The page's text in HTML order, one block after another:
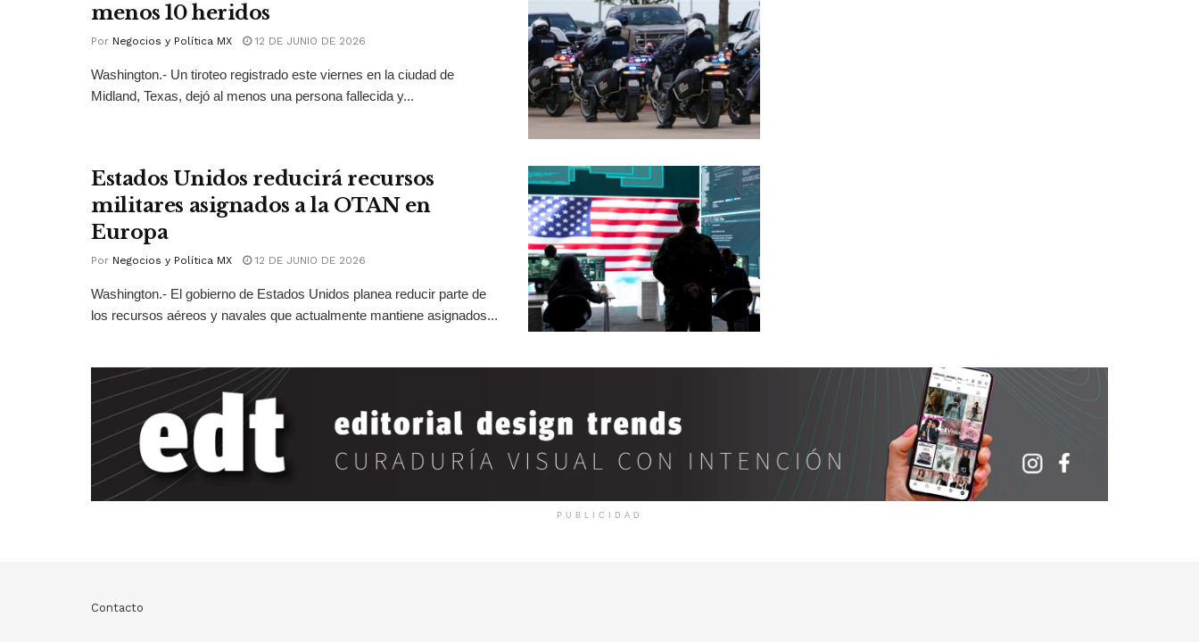
menos 10 heridos
Por Negocios y Política MX 12 DE JUNIO DE 2026
Washington.- Un tiroteo registrado este viernes en la ciudad de
Midland, Texas, dejó al menos una persona fallecida y...
Estados Unidos reducirá recursos
militares asignados a la OTAN en
Europa
Por Negocios y Política MX 12 DE JUNIO DE 2026
Washington.- El gobierno de Estados Unidos planea reducir parte de
los recursos aéreos y navales que actualmente mantiene asignados...
PUBLICIDAD
Contacto